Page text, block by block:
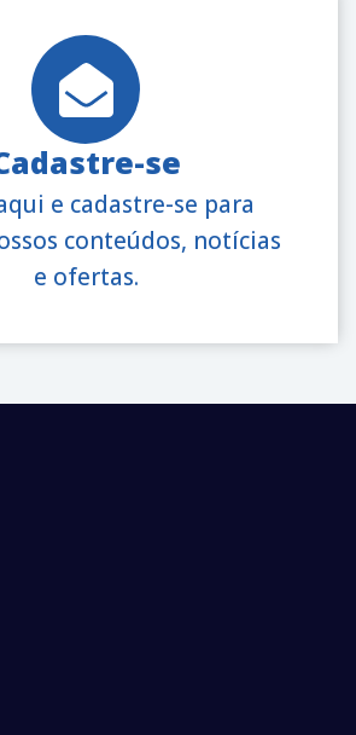
se
e cadastre-se para
conteúdos, notícias
e ofertas.